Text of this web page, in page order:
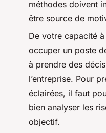
méthodes doivent
être source de
De votre capacité
occuper un poste
à prendre des
l’entreprise. Pour
éclairées, il faut
bien analyser les
objectif.